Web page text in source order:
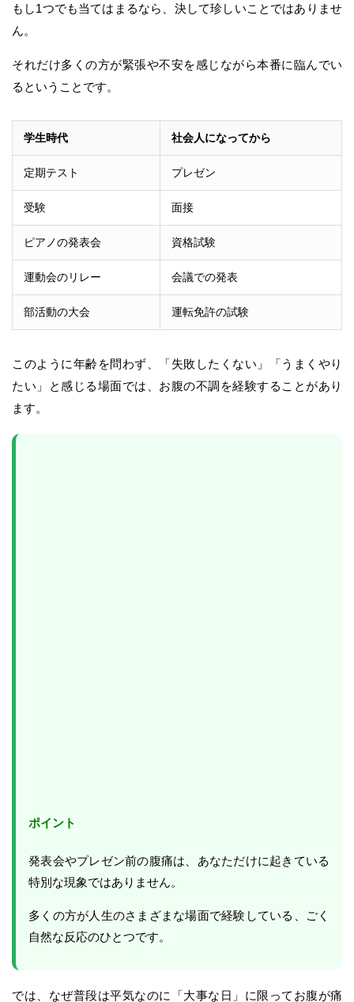
もし1つでも当てはまるなら、決して珍しいことではありませ
ん。
それだけ多くの方が緊張や不安を感じながら本番に臨んでい
るということです。
学生時代 社会人になってから
定期テスト プレゼン
受験 面接
ピアノの発表会 資格試験
運動会のリレー 会議での発表
部活動の大会 運転免許の試験
このように年齢を問わず、「失敗したくない」「うまくやり
たい」と感じる場面では、お腹の不調を経験することがあり
ます。
ポイント
発表会やプレゼン前の腹痛は、あなただけに起きている
特別な現象ではありません。
多くの方が人生のさまざまな場面で経験している、ごく
自然な反応のひとつです。
では、なぜ普段は平気なのに「大事な日」に限ってお腹が痛